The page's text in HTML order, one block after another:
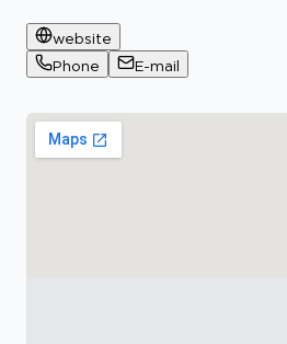
website
Phone
E-mail